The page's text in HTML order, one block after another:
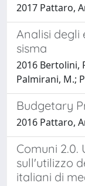
2017 Pattaro,
Analisi degli
sisma
2016 Bertolini,
Palmirani, M.;
Budgetary
2016 Pattaro,
Comuni
sull'utilizzo
italiani di